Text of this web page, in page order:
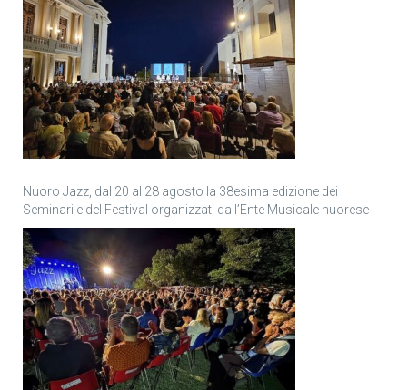
Nuoro Jazz, dal 20 al 28 agosto la 38esima edizione dei
Seminari e del Festival organizzati dall’Ente Musicale nuorese